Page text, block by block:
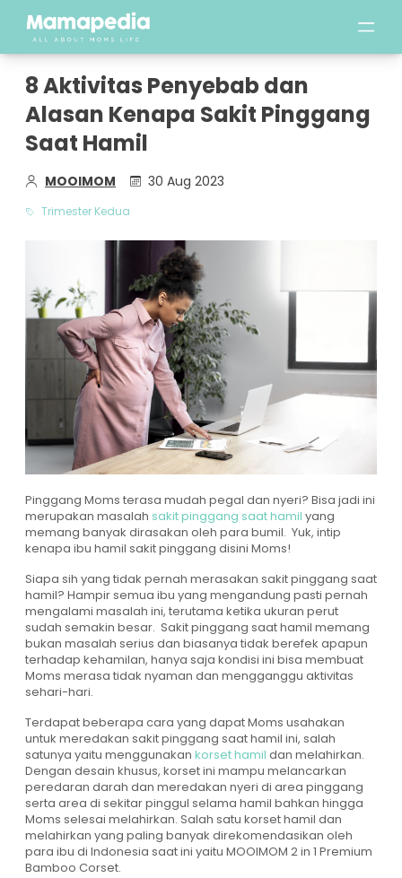
8 Aktivitas Penyebab dan
Alasan Kenapa Sakit Pinggang
Saat Hamil
MOOIMOM 30 Aug 2023
Trimester Kedua
Pinggang Moms terasa mudah pegal dan nyeri? Bisa jadi ini
merupakan masalah sakit pinggang saat hamil yang
memang banyak dirasakan oleh para bumil. Yuk, intip
kenapa ibu hamil sakit pinggang disini Moms!
Siapa sih yang tidak pernah merasakan sakit pinggang saat
hamil? Hampir semua ibu yang mengandung pasti pernah
mengalami masalah ini, terutama ketika ukuran perut
sudah semakin besar. Sakit pinggang saat hamil memang
bukan masalah serius dan biasanya tidak berefek apapun
terhadap kehamilan, hanya saja kondisi ini bisa membuat
Moms merasa tidak nyaman dan mengganggu aktivitas
sehari-hari.
Terdapat beberapa cara yang dapat Moms usahakan
untuk meredakan sakit pinggang saat hamil ini, salah
satunya yaitu menggunakan korset hamil dan melahirkan.
Dengan desain khusus, korset ini mampu melancarkan
peredaran darah dan meredakan nyeri di area pinggang
serta area di sekitar pinggul selama hamil bahkan hingga
Moms selesai melahirkan. Salah satu korset hamil dan
melahirkan yang paling banyak direkomendasikan oleh
para ibu di Indonesia saat ini yaitu MOOIMOM 2 in 1 Premium
Bamboo Corset.